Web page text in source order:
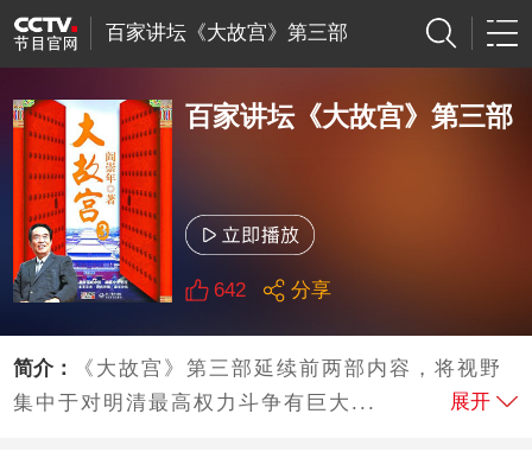
百家讲坛《大故宫》第三部
百家讲坛《大故宫》第三部
642 分享
简介：
《大故宫》第三部延续前两部内容，将视野
集中于对明清最高权力斗争有巨大...
展开